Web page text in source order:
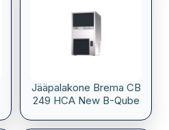
Jääpalakone Brema CB
249 HCA New B-Qube